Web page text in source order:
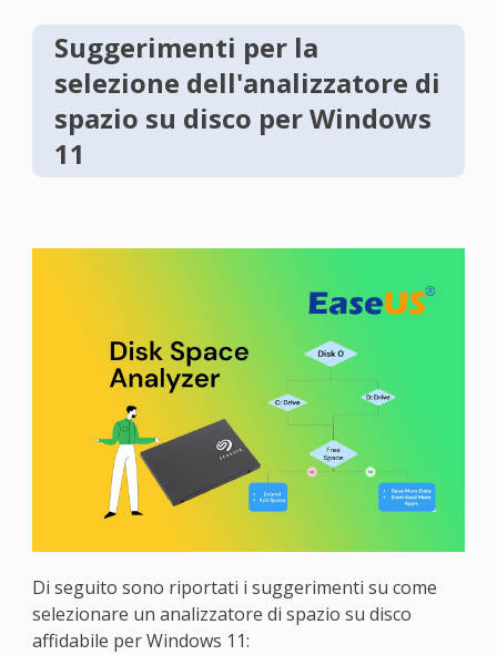
Suggerimenti per la
selezione dell'analizzatore di
spazio su disco per Windows
11
Di seguito sono riportati i suggerimenti su come
selezionare un analizzatore di spazio su disco
affidabile per Windows 11: